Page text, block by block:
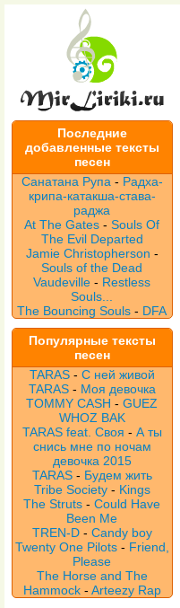
Последние
добавленные тексты
песен
Санатана Рупа - Радха-
крипа-катакша-става-
раджа
At The Gates -Souls Of
The Evil Departed
Jamie Christopherson -
Souls of the Dead
Vaudeville- Restless
Souls...
The Bouncing Souls - DFA
Популярные тексты
песен
TARAS - С ней живой
TARAS - Моя девочка
TOMMY CASH -GUEZ
WHOZ BAK
TARAS feat. Своя - А ты
снись мне по ночам
девочка 2015
TARAS - Будем жить
Tribe Society - Kings
The Struts -Could Have
Been Me
TREN-D - Candy boy
Twenty One Pilots - Friend,
Please
The Horse and The
Hammock - Arteezy Rap